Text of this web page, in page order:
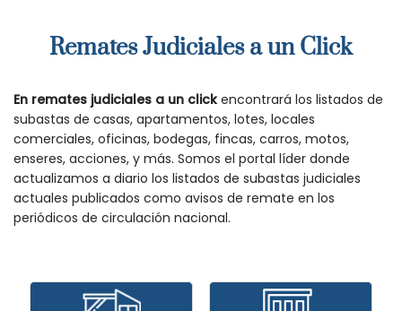
Remates Judiciales a un Click
En remates judiciales a un clickencontrará los listados de
subastas de casas, apartamentos, lotes, locales
comerciales, oficinas, bodegas, fincas, carros, motos,
enseres, acciones, y más. Somos el portal líder donde
actualizamos a diario los listados de subastas judiciales
actuales publicados como avisos de remate en los
periódicos de circulación nacional.